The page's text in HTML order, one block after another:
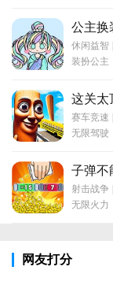
公主换
休闲益智 |
装扮公主
这关太
赛车竞速 |
无限驾驶
子弹不
射击战争 |
无限火力
网友打分